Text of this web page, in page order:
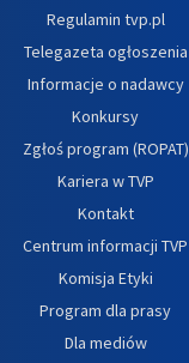
Regulamin tvp.pl
Telegazeta ogłoszenia
Informacje o nadawcy
Konkursy
Zgłoś program (ROPAT)
Kariera w TVP
Kontakt
Centrum informacji TVP
Komisja Etyki
Program dla prasy
Dla mediów